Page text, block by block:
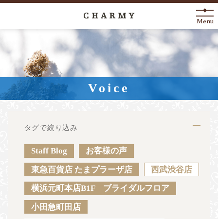
New Arrival
About
Engagement Ring
Anniversary
News Blog
Menu
Voice
タグで絞り込み
Staff Blog お客様の声
東急百貨店 たまプラーザ店 西武渋谷店
横浜元町本店B1F ブライダルフロア
小田急町田店